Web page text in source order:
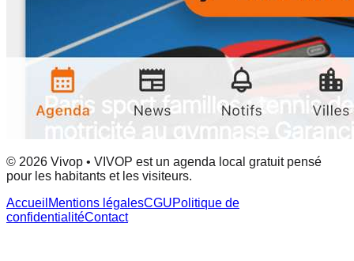
© 2026 Vivop • VIVOP est un agenda local gratuit pensé
pour les habitants et les visiteurs.
Accueil Mentions légalesCGUPolitique de
confidentialitéContact